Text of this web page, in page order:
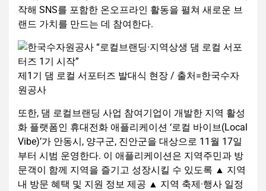
작해 SNS를 포함한 온오프라인 활동을 펼쳐 새로운 브
랜드 가치를 만드는 데 참여한다.
제1기 댐 로컬 서포터즈 발대식 현장 / 출처=한국수자
원공사
또한, 댐 로컬브랜딩 사업 참여기업이 개발한 지역 활성
화 플랫폼인 휴대전화 애플리케이션 ‘로컬 바이브(Local
Vibe)’가 안동시, 양구군, 진안군을 대상으로 11월 17일
부터 시범 운영한다. 이 애플리케이션은 지역주민과 방
문객이 함께 지역을 즐기고 성장시킬 수 있도록 ▲ 지역
내 방문 혜택 및 지원 정보 제공 ▲ 지역 축제·행사 일정